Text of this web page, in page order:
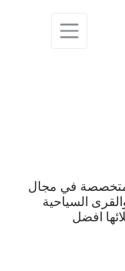
في مجال
السياحية
افضل